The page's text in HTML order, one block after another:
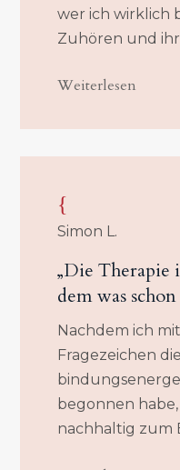
wer ich wirklich
Zuhören und
Weiterlesen
{
Simon L.
„Die Therapie
dem was
Nachdem ich
Fragezeichen die
begonnen
nachhaltig zum